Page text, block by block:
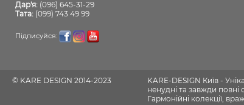
Дар'я: (096) 645-31-29
Тата: (099) 743 49 99
Підписуйся:
© KARE DESIGN 2014-2023
KARE-DESIGN Київ -
ненудні та завжди повні
Гармонійні колекції,